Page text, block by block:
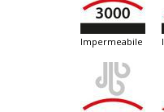
impermeabile